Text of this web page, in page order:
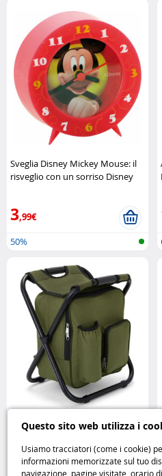
Questo sito web utilizza i
Usiamo tracciatori (come i cookie)
informazioni memorizzate sul tuo
navigazione, pagine visitate, orario
Sveglia Disney Mickey Mouse: il
risveglio con un sorriso Disney
3,99€
50%
Sedia zaino isotermica verde con
borsa termica Livoo